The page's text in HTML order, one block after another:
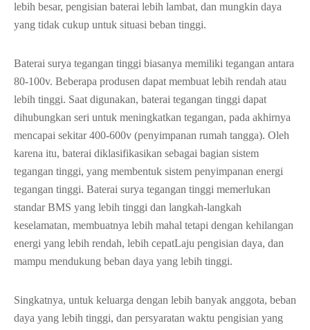
lebih besar, pengisian baterai lebih lambat, dan mungkin daya
yang tidak cukup untuk situasi beban tinggi.
Baterai surya tegangan tinggi biasanya memiliki tegangan antara
80-100v. Beberapa produsen dapat membuat lebih rendah atau
lebih tinggi. Saat digunakan, baterai tegangan tinggi dapat
dihubungkan seri untuk meningkatkan tegangan, pada akhirnya
mencapai sekitar 400-600v (penyimpanan rumah tangga). Oleh
karena itu, baterai diklasifikasikan sebagai bagian sistem
tegangan tinggi, yang membentuk sistem penyimpanan energi
tegangan tinggi. Baterai surya tegangan tinggi memerlukan
standar BMS yang lebih tinggi dan langkah-langkah
keselamatan, membuatnya lebih mahal tetapi dengan kehilangan
energi yang lebih rendah, lebih cepatLaju pengisian daya, dan
mampu mendukung beban daya yang lebih tinggi.
Singkatnya, untuk keluarga dengan lebih banyak anggota, beban
daya yang lebih tinggi, dan persyaratan waktu pengisian yang